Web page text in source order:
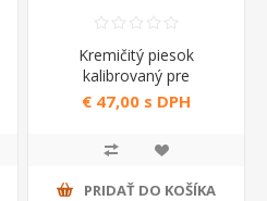
Kremičitý piesok
kalibrovaný pre
pieskovanie Annovi
€ 47,00 s DPH
PRIDAŤ DO KOŠÍKA